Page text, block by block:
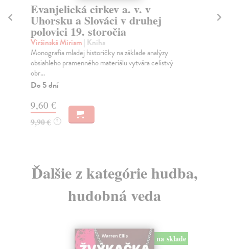
Evanjelická cirkev a. v. v
Uhorsku a Slováci v druhej
polovici 19. storočia
Viršinská Miriam | Kniha
Monografia mladej historičky na základe analýzy
obsiahleho pramenného materiálu vytvára celistvý
obr...
Do 5 dní
9,60 €
9,90 € ?
Ďalšie z kategórie hudba,
hudobná veda
na sklade